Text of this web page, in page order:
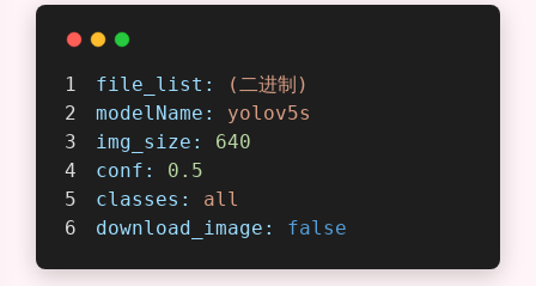
file_list:
(二进制)
modelName:
yolov5s
img_size:
640
conf:
0.5
classes:
all
download_image:
false